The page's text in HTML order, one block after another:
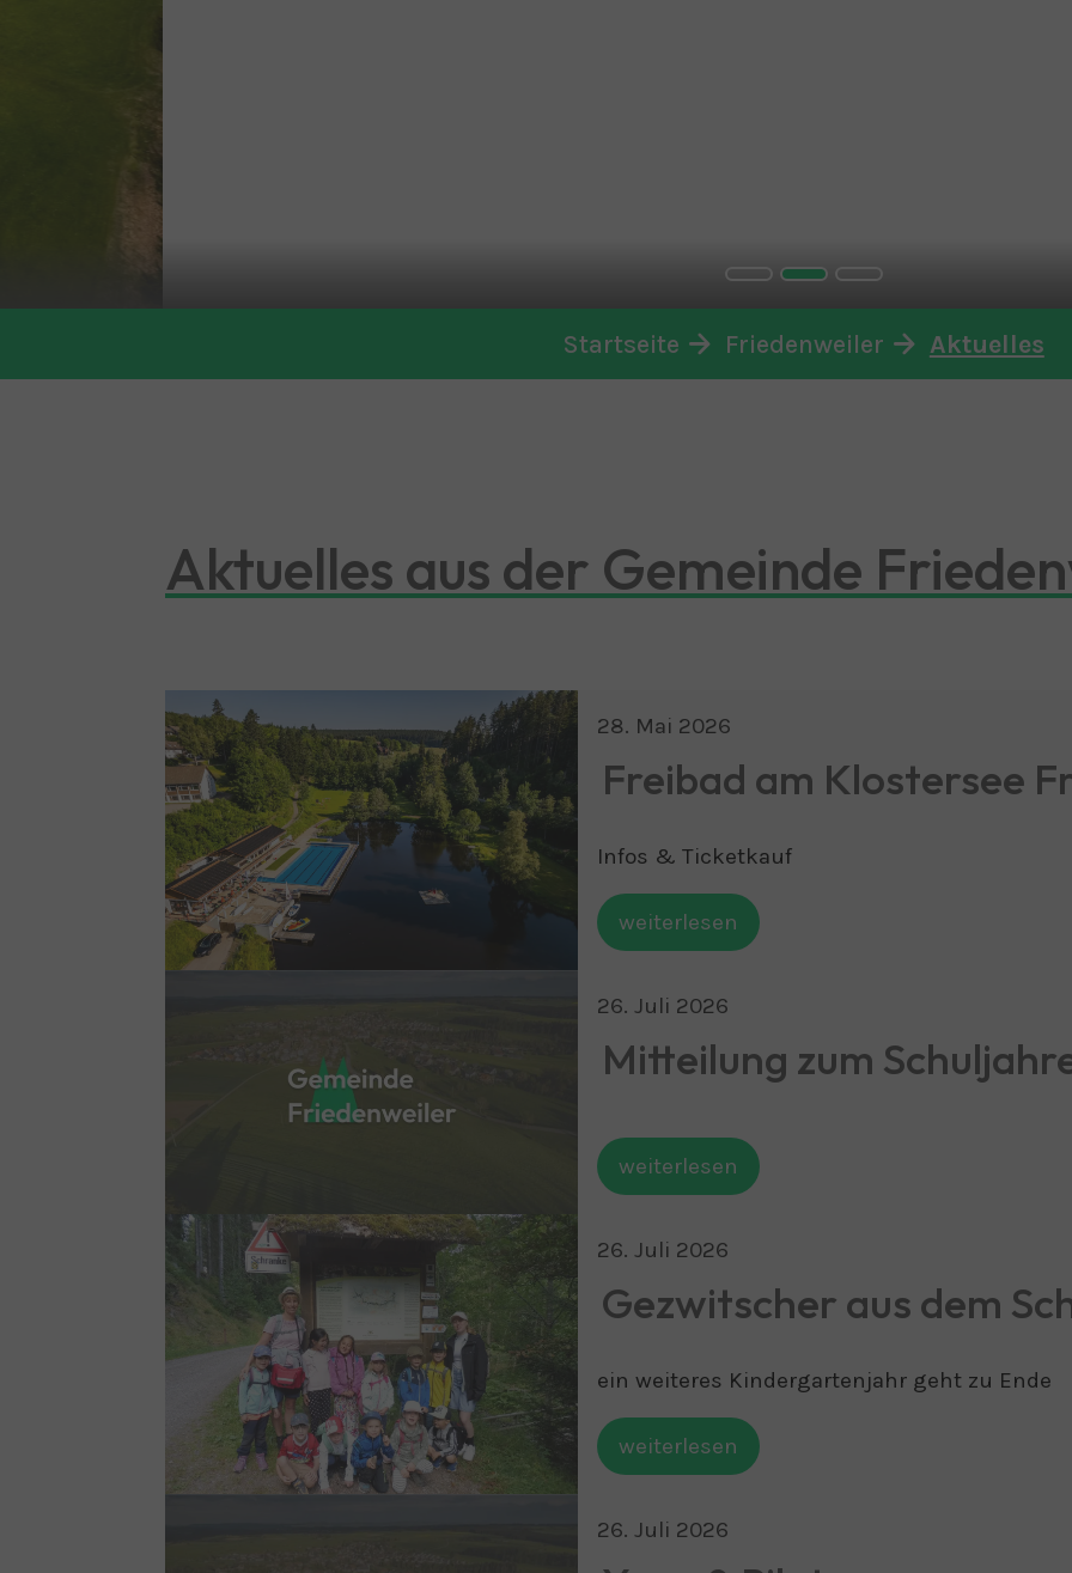
Startseite Friedenweiler Aktuelles
Aktuelles aus der Gemeinde
28. Mai 2026
Freibad am Klostersee
Infos & Ticketkauf
weiterlesen
26.Juli 2026
Mitteilung zum
weiterlesen
26.Juli 2026
Gezwitscher aus dem
ein weiteres Kindergartenjahr geht zu Ende
weiterlesen
26.Juli 2026